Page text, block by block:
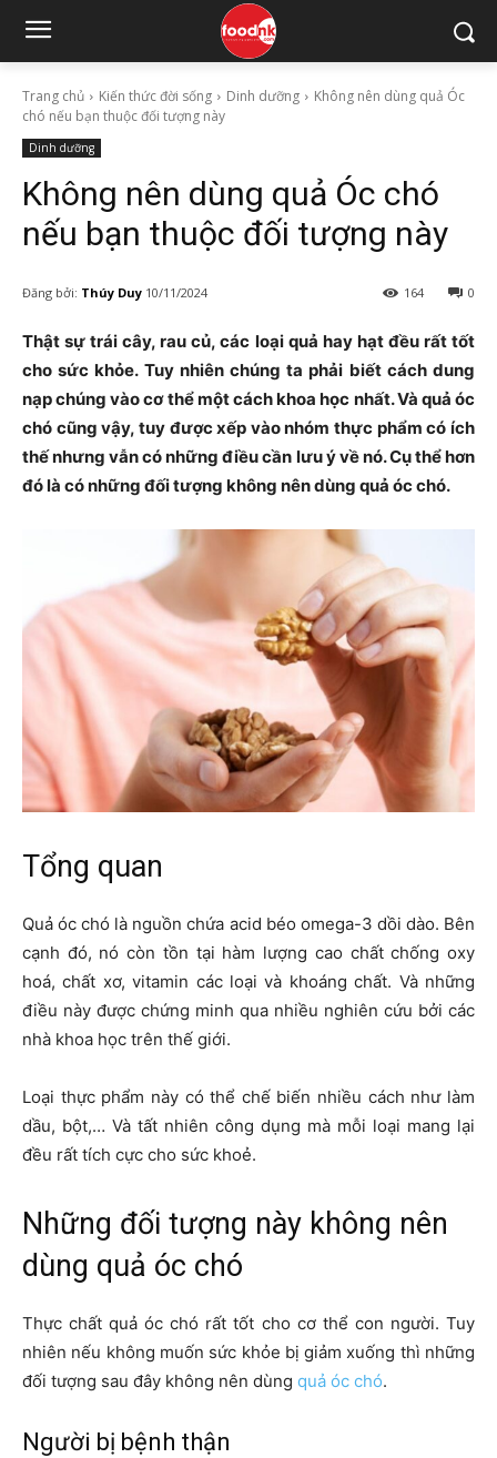
Trang chủ Kiến thức đời sống Dinh dưỡng
Không nên dùng quả Óc
chó nếu bạn thuộc đối tượng này
Dinh dưỡng
Không nên dùng quả Óc chó
nếu bạn thuộc đối tượng này
Đăng bởi: Thúy Duy 10/11/2024 0
164
Thật sự trái cây, rau củ, các loại quả hay hạt đều rất tốt
cho sức khỏe. Tuy nhiên chúng ta phải biết cách dung
nạp chúng vào cơ thể một cách khoa học nhất. Và quả óc
chó cũng vậy, tuy được xếp vào nhóm thực phẩm có ích
thế nhưng vẫn có những điều cần lưu ý về nó. Cụ thể hơn
đó là có những đối tượng không nên dùng quả óc chó.
Tổng quan
Quả óc chó là nguồn chứa acid béo omega-3 dồi dào. Bên
cạnh đó, nó còn tồn tại hàm lượng cao chất chống oxy
hoá, chất xơ, vitamin các loại và khoáng chất. Và những
điều này được chứng minh qua nhiều nghiên cứu bởi các
nhà khoa học trên thế giới.
Loại thực phẩm này có thể chế biến nhiều cách như làm
dầu, bột,… Và tất nhiên công dụng mà mỗi loại mang lại
đều rất tích cực cho sức khoẻ.
Những đối tượng này không nên
dùng quả óc chó
Thực chất quả óc chó rất tốt cho cơ thể con người. Tuy
nhiên nếu không muốn sức khỏe bị giảm xuống thì những
đối tượng sau đây không nên dùng quả óc chó.
Người bị bệnh thận